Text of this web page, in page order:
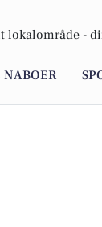
lokalområde -